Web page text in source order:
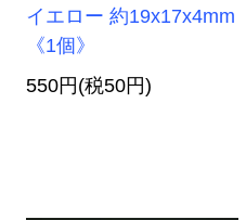
イエロー 約19x17x4mm
《1個》
550円(税50円)